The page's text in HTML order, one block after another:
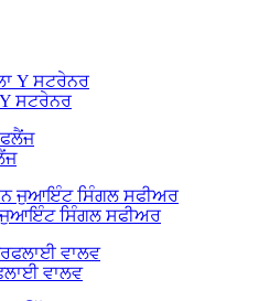
ਸਟਰੇਨਰ
ਸਿੰਗਲ ਸਫੀਅਰ
ਵਾਲਵ